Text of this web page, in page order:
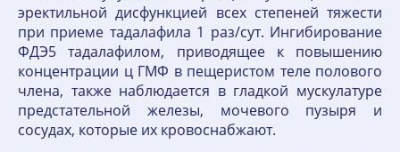
эректильной дисфункцией всех степеней тяжести
при приеме тадалафила 1 раз/сут. Ингибирование
ФДЭ5 тадалафилом, приводящее к повышению
концентрации ц ГМФ в пещеристом теле полового
члена, также наблюдается в гладкой мускулатуре
предстательной железы, мочевого пузыря и
сосудах, которые их кровоснабжают.